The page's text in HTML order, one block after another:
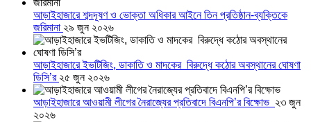
আড়াইহাজারে শব্দদূষণ ও ভোক্তা অধিকার আইনে তিন প্রতিষ্ঠান-ব্যক্তিকে
জরিমানা ২৯ জুন ২০২৬
আড়াইহাজারে ইভটিজিং, ডাকাতি ও মাদকের বিরুদ্ধে কঠোর অবস্থানের ঘোষণা
ডিসি’র ২৫ জুন ২০২৬
আড়াইহাজারে আওয়ামী লীগের নৈরাজ্যের প্রতিবাদে বিএনপি’র বিক্ষোভ ২৩ জুন
২০২৬